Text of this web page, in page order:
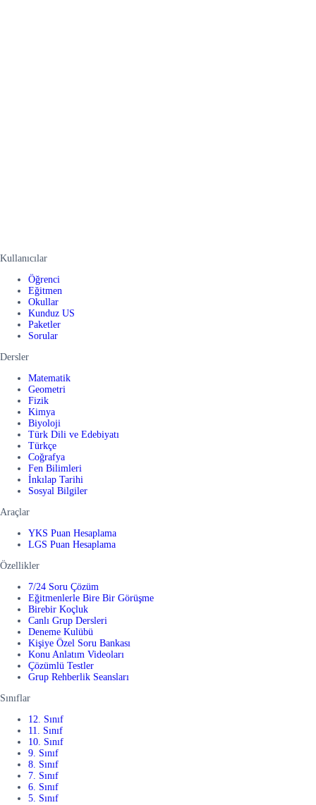
Kullanıcılar
Öğrenci
Eğitmen
Okullar
Kunduz US
Paketler
Sorular
Dersler
Matematik
Geometri
Fizik
Kimya
Biyoloji
Türk Dili ve Edebiyatı
Türkçe
Coğrafya
Fen Bilimleri
İnkılap Tarihi
Sosyal Bilgiler
Araçlar
YKS Puan Hesaplama
LGS Puan Hesaplama
Özellikler
7/24 Soru Çözüm
Eğitmenlerle Bire Bir Görüşme
Birebir Koçluk
Canlı Grup Dersleri
Deneme Kulübü
Kişiye Özel Soru Bankası
Konu Anlatım Videoları
Çözümlü Testler
Grup Rehberlik Seansları
Sınıflar
12. Sınıf
11. Sınıf
10. Sınıf
9. Sınıf
8. Sınıf
7. Sınıf
6. Sınıf
5. Sınıf